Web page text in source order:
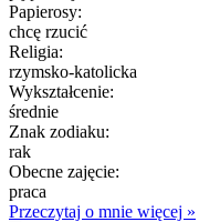
Papierosy:
chcę rzucić
Religia:
rzymsko-katolicka
Wykształcenie:
średnie
Znak zodiaku:
rak
Obecne zajęcie:
praca
Przeczytaj o mnie więcej »